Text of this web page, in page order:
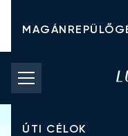
CHARTER ÁRAK
ÚTI CÉLOK